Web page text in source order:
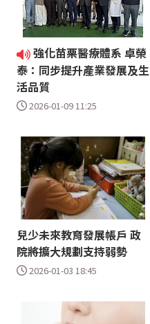
強化苗栗醫療體系 卓榮
泰：同步提升產業發展及生
活品質
2026-01-09 11:25
兒少未來教育發展帳戶 政
院將擴大規劃支持弱勢
2026-01-03 18:45